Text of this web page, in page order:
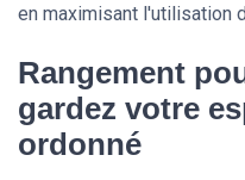
en maximisant l'utilisation
Rangement
gardez votre
ordonné